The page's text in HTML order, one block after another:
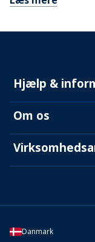
Hjælp &
Om os
Danmark